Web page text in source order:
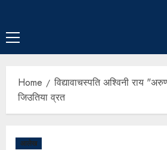
Home विद्यावाचस्पति अश्विनी राय
जिउतिया व्रत
आलेख